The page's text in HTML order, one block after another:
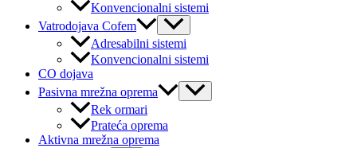
Konvencionalni sistemi
Vatrodojava Cofem
Menu
Toggle
Adresabilni sistemi
Konvencionalni sistemi
CO dojava
Pasivna mrežna oprema
Menu
Toggle
Rek ormari
Prateća oprema
Aktivna mrežna oprema